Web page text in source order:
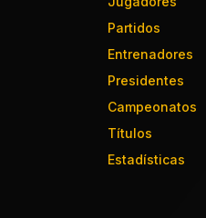
Partidos
Entrenadores
Presidentes
Campeonatos
Títulos
Estadísticas